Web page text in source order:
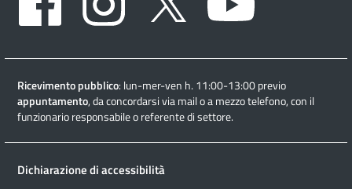
Ricevimento pubblico: lun-mer-ven h. 11:00-13:00 previo
appuntamento, da concordarsi via mail o a mezzo telefono, con il
funzionario responsabile o referente di settore.
Dichiarazione di accessibilità